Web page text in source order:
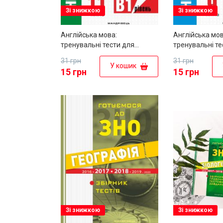
Зі знижкою
Англійська мова:
тренувальні тести для
підготовки до ДПА (рівень
B1). 11 клас
15 грн
31 грн
У кошик
Зі знижкою
Англійська
тренувальні
підготовки
B1). 9 клас
15 грн
31 грн
Зі знижкою Зі знижкою